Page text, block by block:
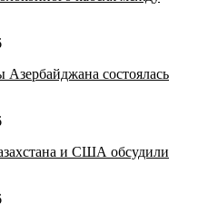
состоялась
и США обсудили